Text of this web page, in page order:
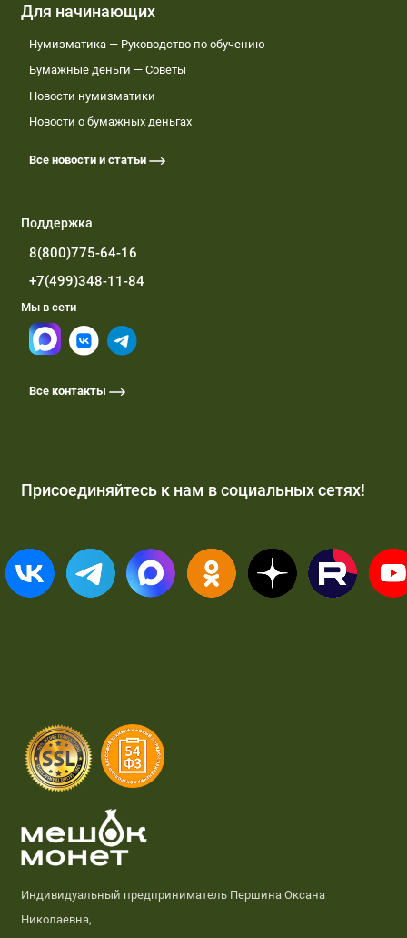
Для начинающих
Нумизматика — Руководство по обучению
Бумажные деньги — Советы
Новости нумизматики
Новости о бумажных деньгах
Все новости и статьи
Поддержка
8(800)775-64-16
+7(499)348-11-84
Мы в сети
Все контакты
Присоединяйтесь к нам в социальных сетях!
Индивидуальный предприниматель Першина Оксана
Николаевна,